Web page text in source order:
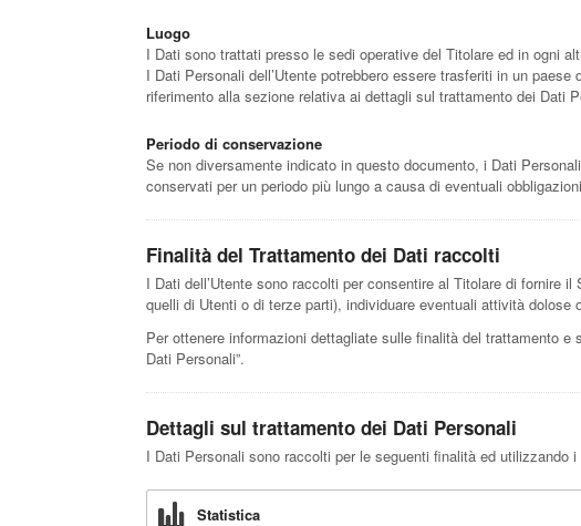
Luogo
I Dati sono trattati presso le sedi operative del Titolare ed in ogni
I Dati Personali dell’Utente potrebbero essere trasferiti in un
riferimento alla sezione relativa ai dettagli sul trattamento dei Dati
Periodo di conservazione
Se non diversamente indicato in questo documento, i Dati
conservati per un periodo più lungo a causa di eventuali
Finalità del Trattamento dei Dati raccolti
I Dati dell’Utente sono raccolti per consentire al Titolare di fornire
quelli di Utenti o di terze parti), individuare eventuali attività
Per ottenere informazioni dettagliate sulle finalità del trattamento
Dati Personali”.
Dettagli sul trattamento dei Dati Personali
I Dati Personali sono raccolti per le seguenti finalità ed utilizzando
Statistica